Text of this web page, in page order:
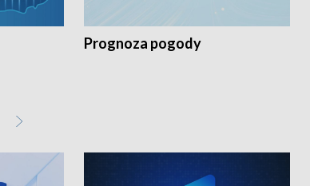
Prognoza pogody